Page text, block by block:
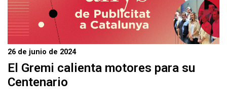
26 de junio de 2024
El Gremi calienta motores para su
Centenario